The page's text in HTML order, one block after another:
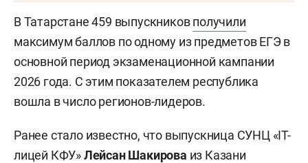
В Татарстане 459 выпускниковполучили
максимум баллов по одному из предметов ЕГЭ в
основной период экзаменационной кампании
2026 года. С этим показателем республика
вошла в число регионов-лидеров.
Ранее стало известно, что выпускница СУНЦ «IT-
лицей КФУ»Лейсан Шакирова из Казани